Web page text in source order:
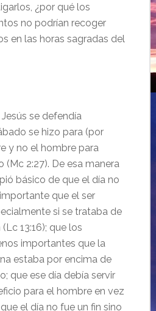
¿por qué los
no podrían recoger
en las horas sagradas del
se defendía
se hizo para (por
y no el hombre para
(Mc 2:27). De esa manera
básico de que el día no
que el ser
si se trataba de
13:16); que los
importantes que la
estaba por encima de
que ese día debía servir
para el hombre en vez
el día no fue un fin sino